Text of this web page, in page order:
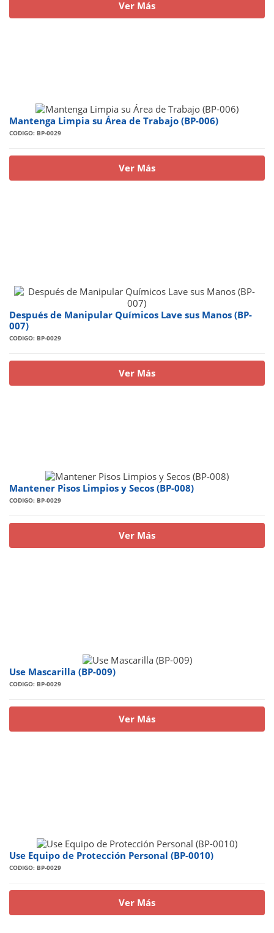
Ver Más
Mantenga Limpia su Área de Trabajo (BP-006)
CODIGO: BP-0029
Ver Más
Después de Manipular Químicos Lave sus Manos (BP-
007)
CODIGO: BP-0029
Ver Más
Mantener Pisos Limpios y Secos (BP-008)
CODIGO: BP-0029
Ver Más
Use Mascarilla (BP-009)
CODIGO: BP-0029
Ver Más
Use Equipo de Protección Personal (BP-0010)
CODIGO: BP-0029
Ver Más